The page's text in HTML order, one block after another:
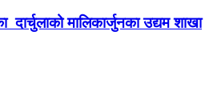
दार्चुलाको मालिकार्जुनका उद्यम शाखा